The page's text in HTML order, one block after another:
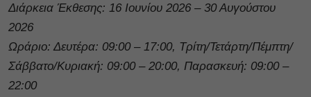
Διάρκεια Έκθεσης: 16 Ιουνίου 2026 – 30 Αυγούστου
2026
Ωράριο: Δευτέρα: 09:00 – 17:00, Τρίτη/Τετάρτη/Πέμπτη/
Σάββατο/Κυριακή: 09:00 – 20:00, Παρασκευή: 09:00 –
22:00